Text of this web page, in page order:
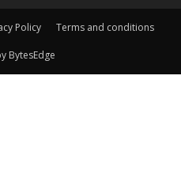
Policy Terms and conditions
BytesEdge